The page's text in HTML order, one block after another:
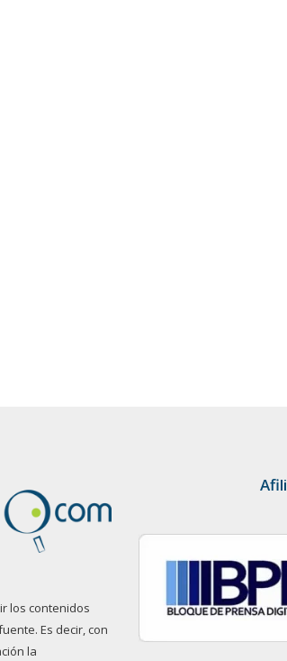
los contenidos
Es decir, con
la